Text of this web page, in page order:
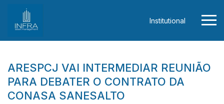
Institutional
ARESPCJ VAI INTERMEDIAR REUNIÃO
PARA DEBATER O CONTRATO DA
CONASA SANESALTO